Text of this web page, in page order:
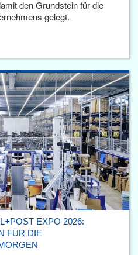
den Grundstein für die
gelegt.
EXPO 2026:
FÜR DIE